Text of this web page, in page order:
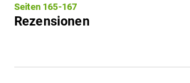
Seiten 165-167
Rezensionen